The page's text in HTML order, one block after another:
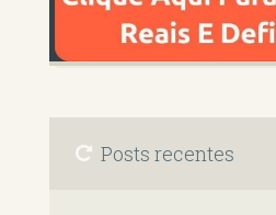
Posts recentes